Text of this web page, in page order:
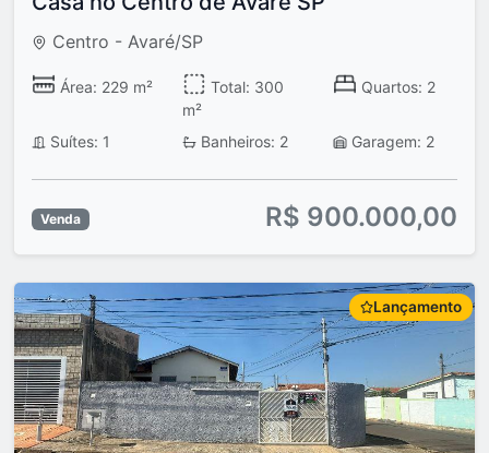
Centro - Avaré/SP
Área: 229 m²
Total: 300
m²
Quartos: 2
Suítes: 1 Banheiros: 2 Garagem: 2
Venda R$ 900.000,00
Lançamento